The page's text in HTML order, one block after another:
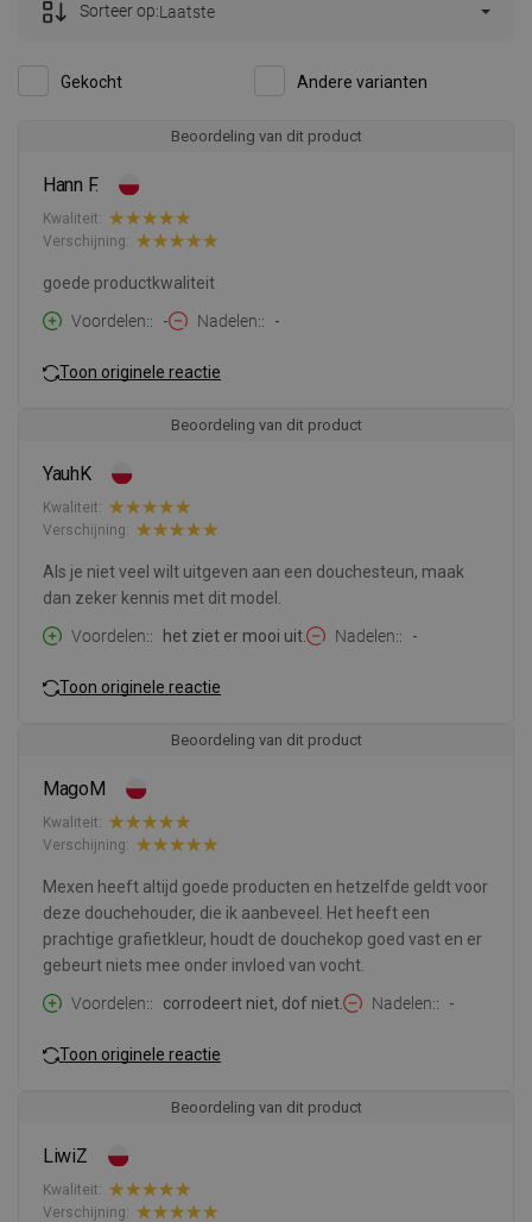
Gekocht Andere varianten
Sorteer op:Laatste
Beoordeling van dit product
Hann F.
Kwaliteit:
Verschijning:
goede productkwaliteit
Voordelen:
- Nadelen: -
Toon originele reactie
Beoordeling van dit product
YauhK
Kwaliteit:
Verschijning:
Als je niet veel wilt uitgeven aan een douchesteun, maak
dan zeker kennis met dit model.
Voordelen:
het ziet er mooi uit. Nadelen: -
Toon originele reactie
Beoordeling van dit product
MagoM
Kwaliteit:
Verschijning:
Mexen heeft altijd goede producten en hetzelfde geldt voor
deze douchehouder, die ik aanbeveel. Het heeft een
prachtige grafietkleur, houdt de douchekop goed vast en er
gebeurt niets mee onder invloed van vocht.
Voordelen:
corrodeert niet, dof niet. Nadelen: -
Toon originele reactie
Beoordeling van dit product
LiwiZ
Kwaliteit:
Verschijning: